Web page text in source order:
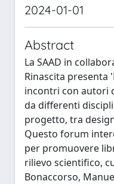
2024-01-01
Abstract
La SAAD in
Rinascita presenta
incontri con autori
da differenti
progetto, tra
Questo forum
per promuovere
rilievo scientifico,
Bonaccorso,